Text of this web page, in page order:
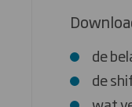
de
de